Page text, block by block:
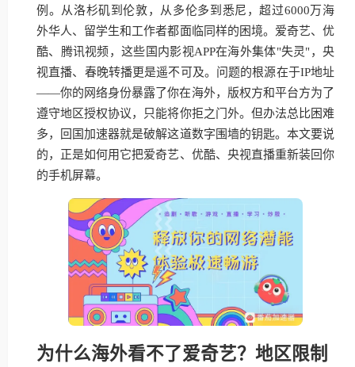
例。从洛杉矶到伦敦，从多伦多到悉尼，超过6000万海
外华人、留学生和工作者都面临同样的困境。爱奇艺、优
酷、腾讯视频，这些国内影视APP在海外集体"失灵"，央
视直播、春晚转播更是遥不可及。问题的根源在于IP地址
——你的网络身份暴露了你在海外，版权方和平台方为了
遵守地区授权协议，只能将你拒之门外。但办法总比困难
多，回国加速器就是破解这道数字围墙的钥匙。本文要说
的，正是如何用它把爱奇艺、优酷、央视直播重新装回你
的手机屏幕。
为什么海外看不了爱奇艺？地区限制